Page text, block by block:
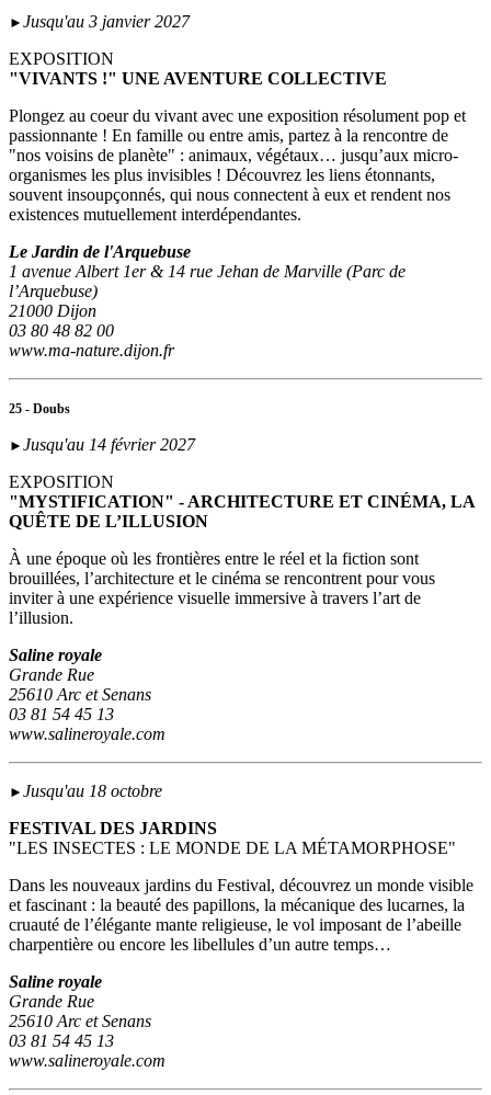
► Jusqu'au 3 janvier 2027
EXPOSITION
"VIVANTS !" UNE AVENTURE COLLECTIVE
Plongez au coeur du vivant avec une exposition résolument pop et
passionnante ! En famille ou entre amis, partez à la rencontre de
"nos voisins de planète" : animaux, végétaux… jusqu’aux micro-
organismes les plus invisibles ! Découvrez les liens étonnants,
souvent insoupçonnés, qui nous connectent à eux et rendent nos
existences mutuellement interdépendantes.
Le Jardin de l'Arquebuse
1 avenue Albert 1er & 14 rue Jehan de Marville (Parc de
l’Arquebuse)
21000 Dijon
03 80 48 82 00
www.ma-nature.dijon.fr
25 - Doubs
► Jusqu'au 14 février 2027
EXPOSITION
"MYSTIFICATION" - ARCHITECTURE ET CINÉMA, LA
QUÊTE DE L’ILLUSION
À une époque où les frontières entre le réel et la fiction sont
brouillées, l’architecture et le cinéma se rencontrent pour vous
inviter à une expérience visuelle immersive à travers l’art de
l’illusion.
Saline royale
Grande Rue
25610 Arc et Senans
03 81 54 45 13
www.salineroyale.com
► Jusqu'au 18 octobre
FESTIVAL DES JARDINS
"LES INSECTES : LE MONDE DE LA MÉTAMORPHOSE"
Dans les nouveaux jardins du Festival, découvrez un monde visible
et fascinant : la beauté des papillons, la mécanique des lucarnes, la
cruauté de l’élégante mante religieuse, le vol imposant de l’abeille
charpentière ou encore les libellules d’un autre temps…
Saline royale
Grande Rue
25610 Arc et Senans
03 81 54 45 13
www.salineroyale.com